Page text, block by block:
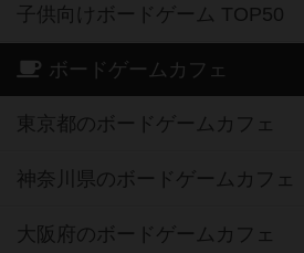
子供向けボードゲーム TOP50
ボードゲームカフェ
東京都のボードゲームカフェ
神奈川県のボードゲームカフェ
大阪府のボードゲームカフェ